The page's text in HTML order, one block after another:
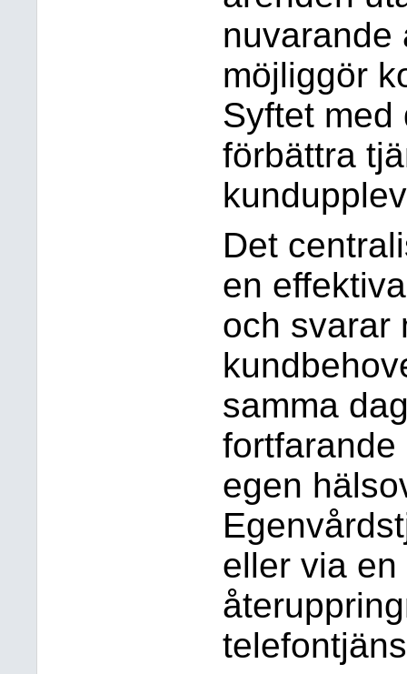
nuvarande
möjliggör
Syftet med
förbättra
Det
en
och svarar
samma
egen
eller via